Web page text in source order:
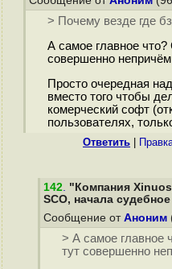
> Почему везде где
А самое главное что?
совершенно
Просто очередная
вместо того чтобы
комерческий софт
пользователях,
Ответить
142. "Компания
SCO, начала
Сообщение от Аноним
> А самое главное
тут совершенно